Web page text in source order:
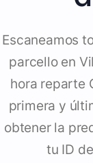
Escaneamos
parcello en
hora reparte
primera y
obtener la
tu ID